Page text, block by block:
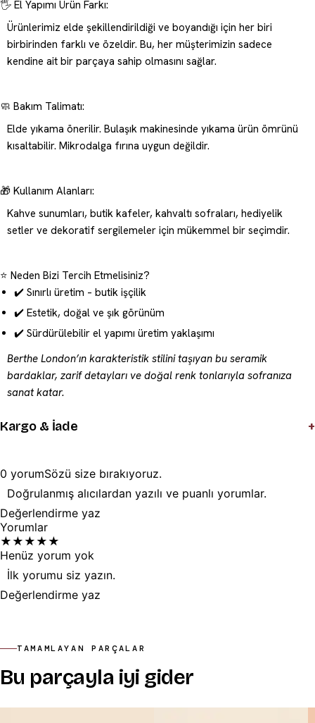
🖐️ El Yapımı Ürün Farkı:
Ürünlerimiz elde şekillendirildiği ve boyandığı için her biri
birbirinden farklı ve özeldir. Bu, her müşterimizin sadece
kendine ait bir parçaya sahip olmasını sağlar.
🧼 Bakım Talimatı:
Elde yıkama önerilir. Bulaşık makinesinde yıkama ürün ömrünü
kısaltabilir. Mikrodalga fırına uygun değildir.
🎁 Kullanım Alanları:
Kahve sunumları, butik kafeler, kahvaltı sofraları, hediyelik
setler ve dekoratif sergilemeler için mükemmel bir seçimdir.
⭐ Neden Bizi Tercih Etmelisiniz?
✔️ Sınırlı üretim – butik işçilik
✔️ Estetik, doğal ve şık görünüm
✔️ Sürdürülebilir el yapımı üretim yaklaşımı
Berthe London’ın karakteristik stilini taşıyan bu seramik
bardaklar, zarif detayları ve doğal renk tonlarıyla sofranıza
sanat katar.
Kargo & İade +
0 yorumSözü size bırakıyoruz.
Doğrulanmış alıcılardan yazılı ve puanlı yorumlar.
Değerlendirme yaz
Yorumlar
★ ★ ★ ★ ★
Henüz yorum yok
İlk yorumu siz yazın.
Değerlendirme yaz
TAMAMLAYAN PARÇALAR
Bu parçayla iyi gider